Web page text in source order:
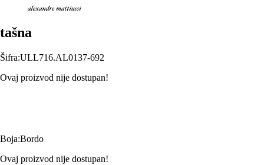
tašna
Šifra:ULL716.AL0137-692
Ovaj proizvod nije dostupan!
Boja:Bordo
Ovaj proizvod nije dostupan!